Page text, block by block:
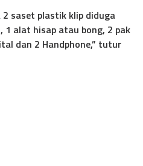
saset plastik klip diduga
alat hisap atau bong, 2 pak
dan 2 Handphone,” tutur